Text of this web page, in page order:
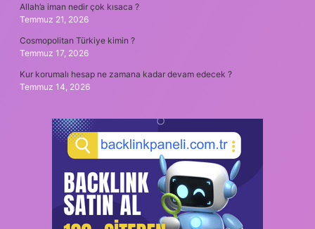
Allah’a iman nedir çok kısaca ?
Temmuz 21, 2026
Cosmopolitan Türkiye kimin ?
Temmuz 17, 2026
Kur korumalı hesap ne zamana kadar devam edecek ?
Temmuz 14, 2026